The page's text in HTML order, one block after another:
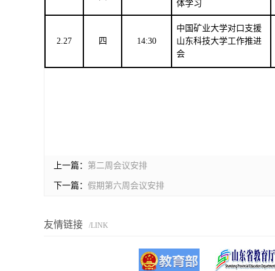
体学习
2.27 四 14:30
中国矿业大学对口支援
山东科技大学工作推进
会
上一篇： 第二周会议安排
下一篇： 假期第六周会议安排
友情链接 /LINK